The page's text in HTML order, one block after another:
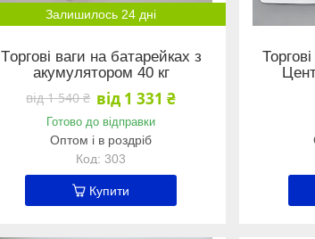
Залишилось 24 дні
Тoргoві ваги на бaтapeйкaх з
акумулятором 40 кг
від 1 540 ₴ від 1 331 ₴
Готово до відправки
Оптом і в роздріб
303
Купити